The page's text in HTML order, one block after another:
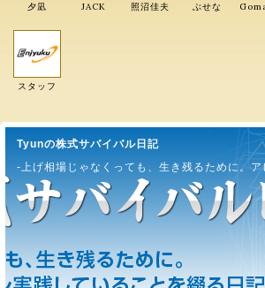
夕凪 JACK 照沼佳夫 ぶせな
スタッフ
Tyunの株式サバイバル日記
-上げ相場じゃなくっても、生き残るために。